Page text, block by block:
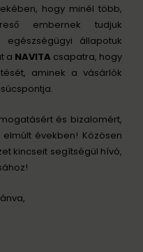
hogy minél több,
embernek tudjuk
állapotuk
a NAVITA csapatra, hogy
aminek a vásárlók
és bizalomért,
években! Közösen
kincseit segítségül hívó,